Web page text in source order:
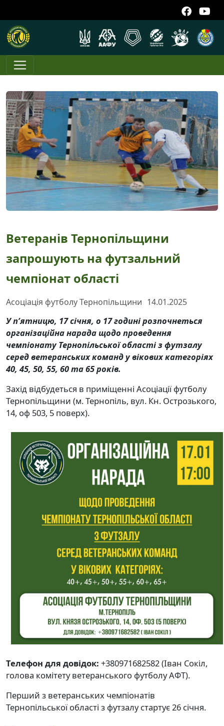
Ветеранів Тернопільщини
запрошують на футзальний
чемпіонат області
Асоціація футболу Тернопільщини 14.01.2025
У п’ятницю, 17 січня, о 17 годині розпочнеться
організаційна нарада щодо проведення
чемпіонату Тернопільської області з футзалу
серед ветеранських команд у вікових категоріях
40, 45, 50, 55, 60 та 65 років.
Захід відбудеться в приміщенні Асоціації футболу
Тернопільщини (м. Тернопіль, вул. Кн. Острозького,
14, оф 503, 5 поверх).
Телефон для довідок: +380971682582 (Іван Сокіл,
голова комітету ветеранського футболу АФТ).
Перший з ветеранських чемпіонатів
Тернопільської області з футзалу стартує 26 січня.